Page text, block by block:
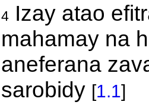
4Izay atao
mahamay na
aneferana
sarobidy [1.1]